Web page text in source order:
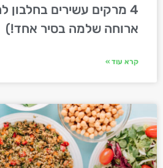
4 מרקים עשירים
ארוחה שלמה בסיר אחד!)
קרא עוד »